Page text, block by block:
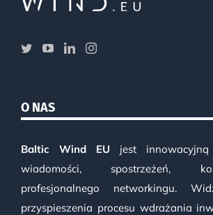
O NAS
Baltic Wind EU jest
wiadomości, spostrzeżeń,
profesjonalnego networkingu.
przyspieszenia procesu wdrażania